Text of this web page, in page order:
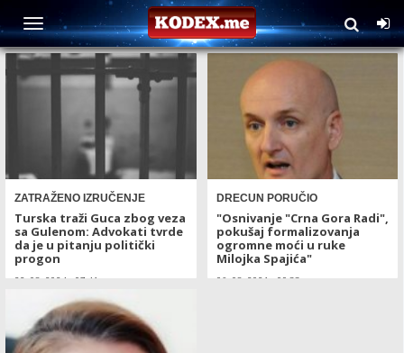
TAG: Maja Živković
ZATRAŽENO IZRUČENJE
Turska traži Guca zbog veza
sa Gulenom: Advokati tvrde
da je u pitanju politički
progon
22. 08. 2024 - 07:41
DRECUN PORUČIO
"Osnivanje "Crna Gora Radi",
pokušaj formalizovanja
ogromne moći u ruke
Milojka Spajića"
06. 08. 2021 - 09:33